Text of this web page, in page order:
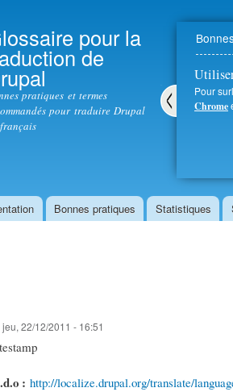
pour la
de
pratiques et termes
pour traduire Drupal
Pour
Chrome
Bonnes pratiques Statistiques
22/12/2011 - 16:51
: http://localize.drupal.org/translate/